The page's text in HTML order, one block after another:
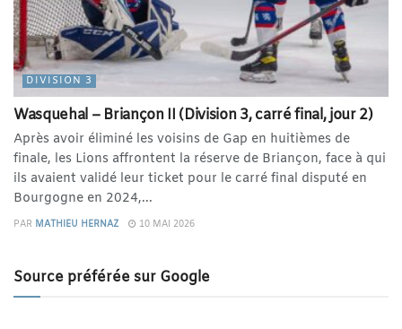
DIVISION 3
Wasquehal – Briançon II (Division 3, carré final, jour 2)
Après avoir éliminé les voisins de Gap en huitièmes de
finale, les Lions affrontent la réserve de Briançon, face à qui
ils avaient validé leur ticket pour le carré final disputé en
Bourgogne en 2024,...
PAR MATHIEU HERNAZ 10 MAI 2026
Source préférée sur Google